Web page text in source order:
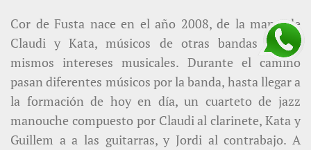
Cor de Fusta nace en el año 2008, de la mano de
Claudi y Kata, músicos de otras bandas y con
mismos intereses musicales. Durante el camino
pasan diferentes músicos por la banda, hasta llegar a
la formación de hoy en día, un cuarteto de jazz
manouche compuesto por Claudi al clarinete, Kata y
Guillem a a las guitarras, y Jordi al contrabajo. A